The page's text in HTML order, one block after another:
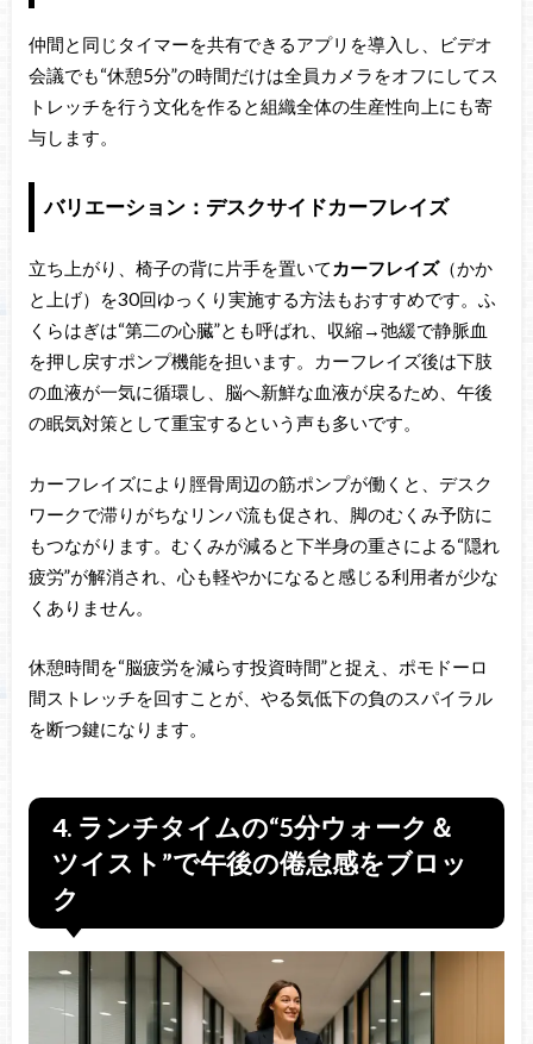
仲間と同じタイマーを共有できるアプリを導入し、ビデオ
会議でも“休憩5分”の時間だけは全員カメラをオフにしてス
トレッチを行う文化を作ると組織全体の生産性向上にも寄
与します。
バリエーション：デスクサイドカーフレイズ
立ち上がり、椅子の背に片手を置いて カーフレイズ（かか
と上げ）を30回ゆっくり実施する方法もおすすめです。ふ
くらはぎは“第二の心臓”とも呼ばれ、収縮→弛緩で静脈血
を押し戻すポンプ機能を担います。カーフレイズ後は下肢
の血液が一気に循環し、脳へ新鮮な血液が戻るため、午後
の眠気対策として重宝するという声も多いです。
カーフレイズにより脛骨周辺の筋ポンプが働くと、デスク
ワークで滞りがちなリンパ流も促され、脚のむくみ予防に
もつながります。むくみが減ると下半身の重さによる“隠れ
疲労”が解消され、心も軽やかになると感じる利用者が少な
くありません。
休憩時間を“脳疲労を減らす投資時間”と捉え、ポモドーロ
間ストレッチを回すことが、やる気低下の負のスパイラル
を断つ鍵になります。
4. ランチタイムの“5分ウォーク＆
ツイスト”で午後の倦怠感をブロッ
ク